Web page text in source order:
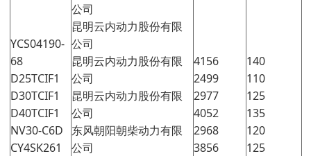
YCS04190-
68
D25TCIF1
D30TCIF1
D40TCIF1
NV30-C6D
CY4SK261
公司
昆明云内动力股份有限
公司
昆明云内动力股份有限
公司
昆明云内动力股份有限
公司
东风朝阳朝柴动力有限
公司
4156
2499
2977
4052
2968
3856
140
110
125
135
120
125